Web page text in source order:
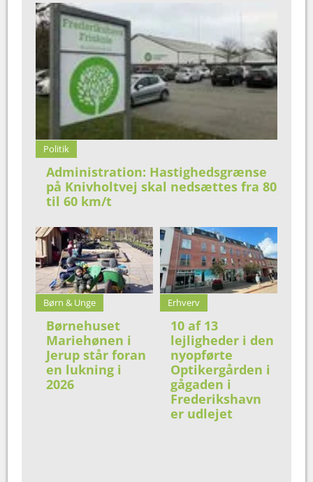
Politik
Administration: Hastighedsgrænse
på Knivholtvej skal nedsættes fra 80
til 60 km/t
Børn & Unge
Børnehuset
Mariehønen i
Jerup står foran
en lukning i
2026
Erhverv
10 af 13
lejligheder i den
nyopførte
Optikergården i
gågaden i
Frederikshavn
er udlejet